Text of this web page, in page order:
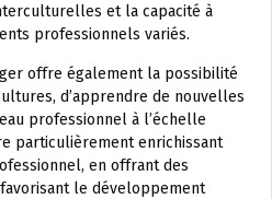
et la capacité à
professionnels variés.
offre également la possibilité
d’apprendre de nouvelles
professionnel à l’échelle
particulièrement enrichissant
en offrant des
le développement